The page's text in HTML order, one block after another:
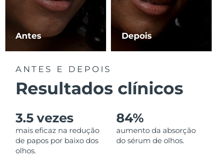
Antes Depois
ANTES E DEPOIS
Resultados clínicos
3.5 vezes
mais eficaz na redução
de papos por baixo dos
olhos.
84%
aumento da absorção
do sérum de olhos.
Luxemburgo Entrega prevista
Macau, RAE da
China
Entrega prevista
Malásia
Malta Entrega prevista8/9/26
México
Mônaco Entrega prevista8/10/26
Países Baixos